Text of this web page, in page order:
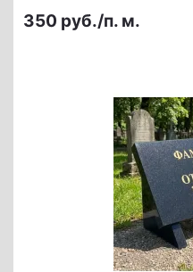
350 руб./п. м.